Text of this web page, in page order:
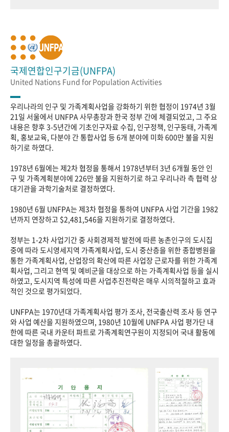
국제연합인구기금(UNFPA)
United Nations Fund for Population Activities
우리나라의 인구 및 가족계획사업을 강화하기 위한 협정이 1974년 3월
21일 서울에서 UNFPA 사무총장과 한국 정부 간에 체결되었고, 그 주요
내용은 향후 3-5년간에 기초인구자료 수집, 인구정책, 인구동태, 가족계
획, 홍보교육, 다분야 간 통합사업 등 6개 분야에 미화 600만 불을 지원
하기로 하였다.
1978년 6월에는 제2차 협정을 통해서 1978년부터 3년 6개월 동안 인
구 및 가족계획분야에 226만 불을 지원하기로 하고 우리나라 측 협력 상
대기관을 과학기술처로 결정하였다.
1980년 6월 UNFPA는 제3차 협정을 통하여 UNFPA 사업 기간을 1982
년까지 연장하고 $2,481,546을 지원하기로 결정하였다.
정부는 1-2차 사업기간 중 사회경제적 발전에 따른 농촌인구의 도시집
중에 따라 도시영세지역 가족계획사업, 도시 중산층을 위한 종합병원을
통한 가족계획사업, 산업장의 확산에 따른 사업장 근로자를 위한 가족계
획사업, 그리고 현역 및 예비군을 대상으로 하는 가족계획사업 등을 실시
하였고, 도시지역 특성에 따른 사업추진전략은 매우 시의적절하고 효과
적인 것으로 평가되었다.
UNFPA는 1970년대 가족계획사업 평가 조사, 전국출산력 조사 등 연구
와 사업 예산을 지원하였으며, 1980년 10월에 UNFPA 사업 평가단 내
한에 따른 국내 카운터 파트로 가족계획연구원이 지정되어 국내 활동에
대한 일정을 총괄하였다.